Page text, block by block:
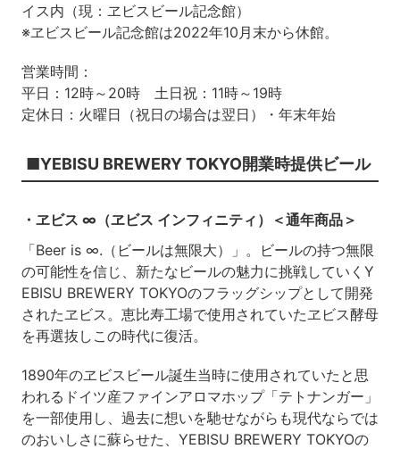
イス内（現：ヱビスビール記念館）
※ヱビスビール記念館は2022年10月末から休館。
営業時間：
平日：12時～20時 土日祝：11時～19時
定休日：火曜日（祝日の場合は翌日）・年末年始
■YEBISU BREWERY TOKYO開業時提供ビール
・ヱビス ∞（ヱビス インフィニティ）＜通年商品＞
「Beer is ∞.（ビールは無限大）」。ビールの持つ無限
の可能性を信じ、新たなビールの魅力に挑戦していくY
EBISU BREWERY TOKYOのフラッグシップとして開発
されたヱビス。恵比寿工場で使用されていたヱビス酵母
を再選抜しこの時代に復活。
1890年のヱビスビール誕生当時に使用されていたと思
われるドイツ産ファインアロマホップ「テトナンガー」
を一部使用し、過去に想いを馳せながらも現代ならでは
のおいしさに蘇らせた、YEBISU BREWERY TOKYOの